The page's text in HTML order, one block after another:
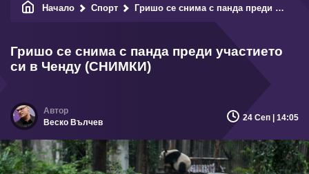
Начало Спорт Гришо се снима с панда преди участието си в Ченду (СНИМКИ)
Гришо се снима с панда преди участието
си в Ченду (СНИМКИ)
Веско Вълчев 24 Сеп | 14:05